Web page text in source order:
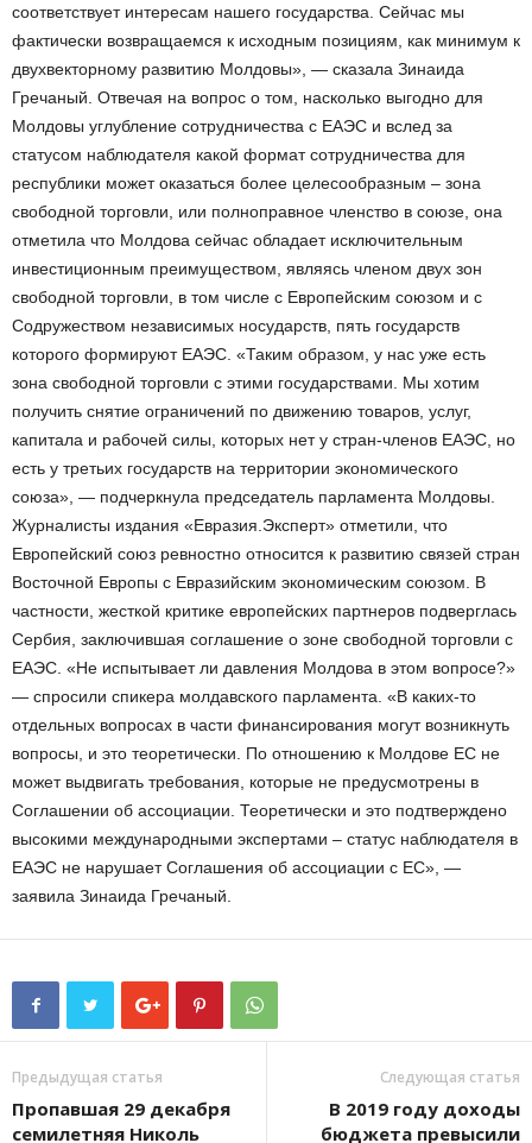
соответствует интересам нашего государства. Сейчас мы
фактически возвращаемся к исходным позициям, как минимум к
двухвекторному развитию Молдовы», — сказала Зинаида
Гречаный. Отвечая на вопрос о том, насколько выгодно для
Молдовы углубление сотрудничества с ЕАЭС и вслед за
статусом наблюдателя какой формат сотрудничества для
республики может оказаться более целесообразным – зона
свободной торговли, или полноправное членство в союзе, она
отметила что Молдова сейчас обладает исключительным
инвестиционным преимуществом, являясь членом двух зон
свободной торговли, в том числе с Европейским союзом и с
Содружеством независимых носударств, пять государств
которого формируют ЕАЭС. «Таким образом, у нас уже есть
зона свободной торговли с этими государствами. Мы хотим
получить снятие ограничений по движению товаров, услуг,
капитала и рабочей силы, которых нет у стран-членов ЕАЭС, но
есть у третьих государств на территории экономического
союза», — подчеркнула председатель парламента Молдовы.
Журналисты издания «Евразия.Эксперт» отметили, что
Европейский союз ревностно относится к развитию связей стран
Восточной Европы с Евразийским экономическим союзом. В
частности, жесткой критике европейских партнеров подверглась
Сербия, заключившая соглашение о зоне свободной торговли с
ЕАЭС. «Не испытывает ли давления Молдова в этом вопросе?»
— спросили спикера молдавского парламента. «В каких-то
отдельных вопросах в части финансирования могут возникнуть
вопросы, и это теоретически. По отношению к Молдове ЕС не
может выдвигать требования, которые не предусмотрены в
Соглашении об ассоциации. Теоретически и это подтверждено
высокими международными экспертами – статус наблюдателя в
ЕАЭС не нарушает Соглашения об ассоциации с ЕС», —
заявила Зинаида Гречаный.
Предыдущая статья
Пропавшая 29 декабря
семилетняя Николь
Следующая статья
В 2019 году доходы
бюджета превысили